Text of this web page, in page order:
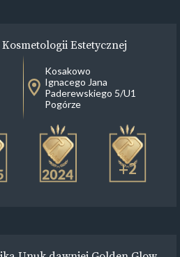
Estetycznej
Kosakowo
Ignacego Jana
Paderewskiego 5/U1
Pogórze
+2